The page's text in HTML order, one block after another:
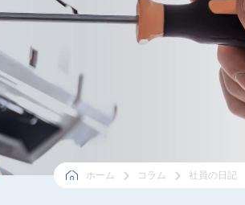
ホーム コラム 社員の日記